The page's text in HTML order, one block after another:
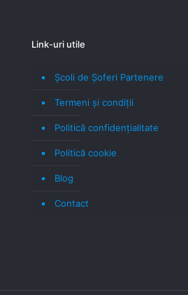
Link-uri utile
Școli de Șoferi Partenere
Termeni şi condiţii
Politică confidenţialitate
Politică cookie
Blog
Contact